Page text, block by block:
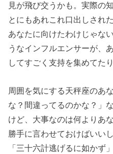
見が飛び交うかも。実際の
とにもあれこれ口出しされ
あなたに向けたわけじゃな
うなインフルエンサーが、
してすごく支持を集めてたり
周囲を気にする天秤座のあ
な？間違ってるのかな？」
けど、大事なのは何よりあ
勝手に言わせておけばいい
「三十六計逃げるに如かず